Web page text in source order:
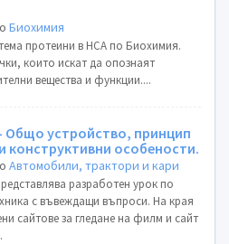
Биохимия
протеини в НСА по Биохимия.
които искат да опознаят
вещества и функции....
Общо устройство, принцип
конструктивни особености.
Автомобили, трактори и кари
разработен урок по
с въвеждащи въпроси. На края
сайтове за гледане на филм и сайт